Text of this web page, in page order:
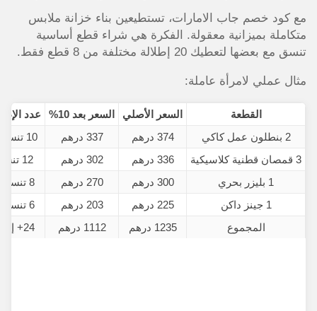
مع كود خصم جاب الامارات، تستطيعين بناء خزانة ملابس
متكاملة بميزانية معقولة. الفكرة هي شراء قطع أساسية
تنسق مع بعضها لتعطيك 20 إطلالة مختلفة من 8 قطع فقط.
مثال عملي لامرأة عاملة:
القطعة السعر الأصلي السعر بعد 10%
عدد
2 بنطلون عمل كاكي
374 درهم 337 درهم
10 تنسيقات
3 قمصان قطنية كلاسيكية
336 درهم 302 درهم
12 تنسيقة
1 بليزر بحري
300 درهم 270 درهم
8 تنسيقات
1 جينز داكن
225 درهم 203 درهم
6 تنسيقات
المجموع
1235 درهم 1112 درهم 24+ إطلالة